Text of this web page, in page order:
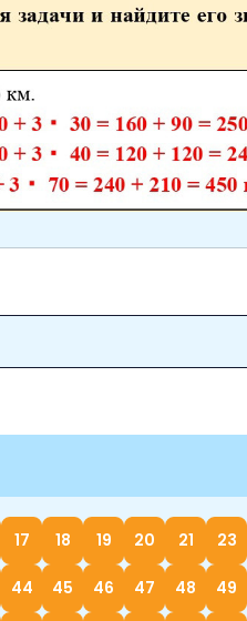
17 18 19 20 21 23
44 45 46 47 48 49